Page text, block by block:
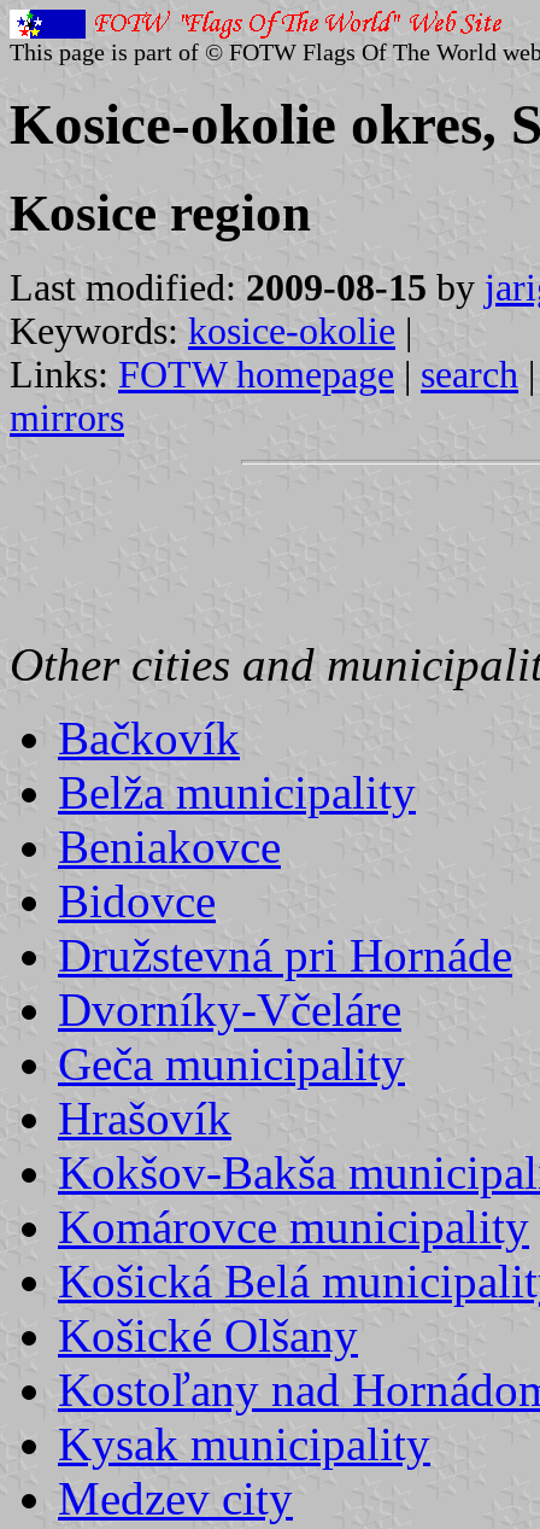
This page is part of © FOTW Flags Of The World
Kosice-okolie okres,
Kosice region
Last modified: 2009-08-15 by
Keywords: kosice-okolie |
Links: FOTW homepage | search
mirrors
Other cities and
Bačkovík
Belža municipality
Beniakovce
Bidovce
Družstevná pri Hornáde
Dvorníky-Včeláre
Geča municipality
Hrašovík
Kokšov-Bakša
Komárovce municipality
Košická Belá
Košické Olšany
Kostoľany nad
Kysak municipality
Medzev city